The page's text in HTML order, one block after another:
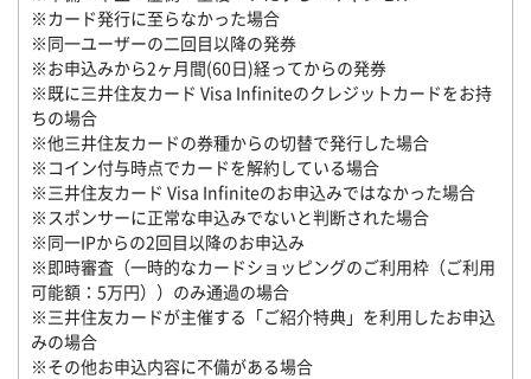
※カード発行に至らなかった場合
※同一ユーザーの二回目以降の発券
※お申込みから2ヶ月間(60日)経ってからの発券
※既に三井住友カード Visa Infiniteのクレジットカードをお持
ちの場合
※他三井住友カードの券種からの切替で発行した場合
※コイン付与時点でカードを解約している場合
※三井住友カード Visa Infiniteのお申込みではなかった場合
※スポンサーに正常な申込みでないと判断された場合
※同一IPからの2回目以降のお申込み
※即時審査（一時的なカードショッピングのご利用枠（ご利用
可能額：5万円））のみ通過の場合
※三井住友カードが主催する「ご紹介特典」を利用したお申込
みの場合
※その他お申込内容に不備がある場合